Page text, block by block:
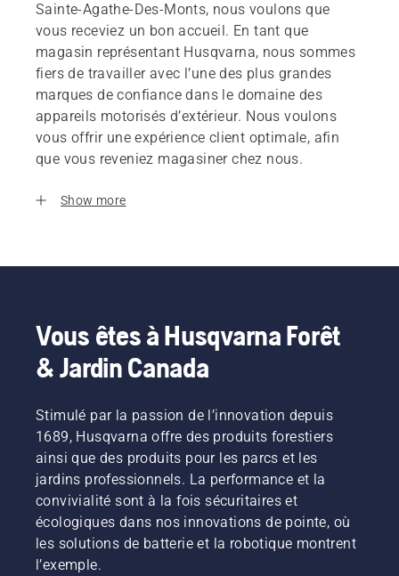
Sainte-Agathe-Des-Monts, nous voulons que
vous receviez un bon accueil. En tant que
magasin représentant Husqvarna, nous sommes
fiers de travailler avec l’une des plus grandes
marques de confiance dans le domaine des
appareils motorisés d’extérieur. Nous voulons
vous offrir une expérience client optimale, afin
que vous reveniez magasiner chez nous.
Show more
Vous êtes à Husqvarna Forêt
& Jardin Canada
Stimulé par la passion de l’innovation depuis
1689, Husqvarna offre des produits forestiers
ainsi que des produits pour les parcs et les
jardins professionnels. La performance et la
convivialité sont à la fois sécuritaires et
écologiques dans nos innovations de pointe, où
les solutions de batterie et la robotique montrent
l’exemple.